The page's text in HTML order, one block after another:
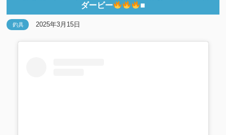
ダービー
■
釣具 2025年3月15日